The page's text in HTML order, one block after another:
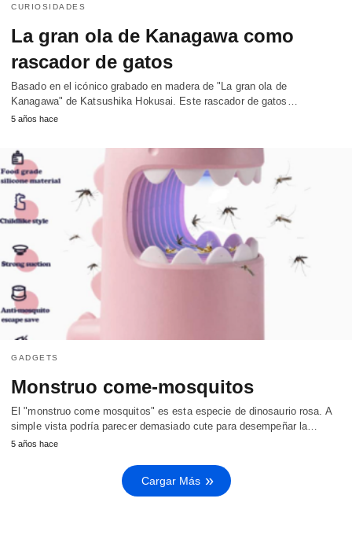
CURIOSIDADES
La gran ola de Kanagawa como
rascador de gatos
Basado en el icónico grabado en madera de "La gran ola de
Kanagawa" de Katsushika Hokusai. Este rascador de gatos…
5 años hace
GADGETS
Monstruo come-mosquitos
El "monstruo come mosquitos" es esta especie de dinosaurio rosa. A
simple vista podría parecer demasiado cute para desempeñar la…
5 años hace
Cargar Más